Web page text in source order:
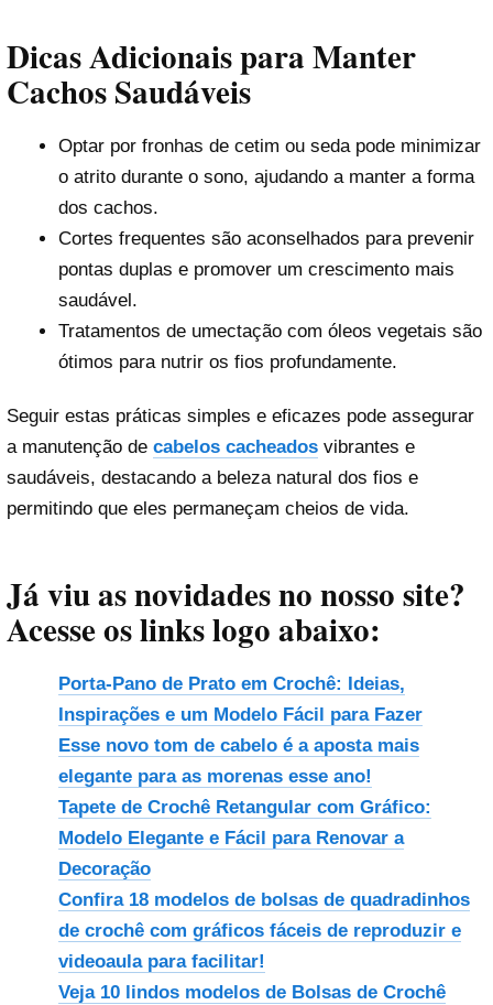
Dicas Adicionais para Manter
Cachos Saudáveis
Optar por fronhas de cetim ou seda pode minimizar
o atrito durante o sono, ajudando a manter a forma
dos cachos.
Cortes frequentes são aconselhados para prevenir
pontas duplas e promover um crescimento mais
saudável.
Tratamentos de umectação com óleos vegetais são
ótimos para nutrir os fios profundamente.
Seguir estas práticas simples e eficazes pode assegurar
a manutenção de cabelos cacheados vibrantes e
saudáveis, destacando a beleza natural dos fios e
permitindo que eles permaneçam cheios de vida.
Já viu as novidades no nosso site?
Acesse os links logo abaixo:
Porta-Pano de Prato em Crochê: Ideias,
Inspirações e um Modelo Fácil para Fazer
Esse novo tom de cabelo é a aposta mais
elegante para as morenas esse ano!
Tapete de Crochê Retangular com Gráfico:
Modelo Elegante e Fácil para Renovar a
Decoração
Confira 18 modelos de bolsas de quadradinhos
de crochê com gráficos fáceis de reproduzir e
videoaula para facilitar!
Veja 10 lindos modelos de Bolsas de Crochê